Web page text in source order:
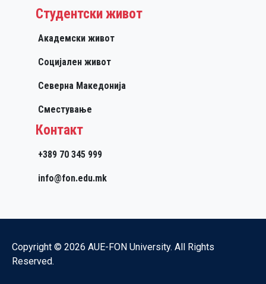
Студентски живот
Академски живот
Социјален живот
Северна Македонија
Сместување
Контакт
+389 70 345 999
info@fon.edu.mk
Copyright © 2026 AUE-FON University. All Rights
Reserved.